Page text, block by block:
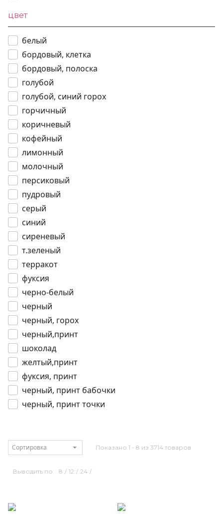
цвет
белый
бордовый, клетка
бордовый, полоска
голубой
голубой, синий горох
горчичный
коричневый
кофейный
лимонный
молочный
персиковый
пудровый
серый
синий
сиреневый
т.зеленый
терракот
фуксия
черно-белый
черный
черный, горох
черный,принт
шоколад
желтый,принт
фуксия, принт
черный, принт бабочки
черный, принт точки
Сортировка Показано 1 - 8 из 3714 товаров
Выводить по 8 / 12 / 24 /